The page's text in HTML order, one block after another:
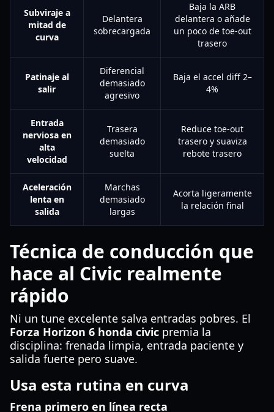
Subviraje a
mitad de
curva
Delantera
sobrecargada
Baja la ARB
delantera o añade
un poco de toe-out
trasero
Patinaje al
salir
Diferencial
demasiado
agresivo
Baja el accel diff 2–
4%
Entrada
nerviosa en
alta
velocidad
Trasera
demasiado
suelta
Reduce toe-out
trasero y suaviza
rebote trasero
Aceleración
lenta en
salida
Marchas
demasiado
largas
Acorta ligeramente
la relación final
Técnica de conducción que
hace al Civic realmente
rápido
Ni un tune excelente salva entradas pobres. El
Forza Horizon 6 honda civic premia la
disciplina: frenada limpia, entrada paciente y
salida fuerte pero suave.
Usa esta rutina en curva
Frena primero en línea recta